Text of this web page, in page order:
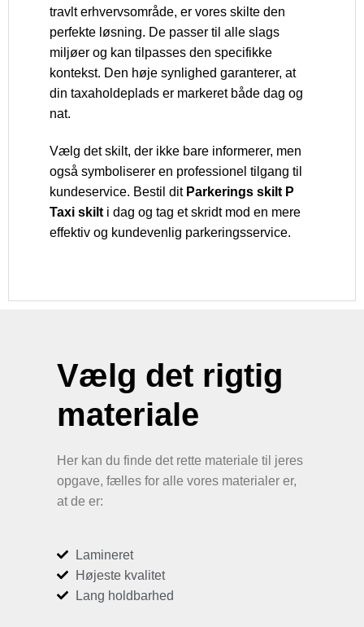
travlt erhvervsområde, er vores skilte den
perfekte løsning. De passer til alle slags
miljøer og kan tilpasses den specifikke
kontekst. Den høje synlighed garanterer, at
din taxaholdeplads er markeret både dag og
nat.
Vælg det skilt, der ikke bare informerer, men
også symboliserer en professionel tilgang til
kundeservice. Bestil dit Parkerings skilt P
Taxi skilt i dag og tag et skridt mod en mere
effektiv og kundevenlig parkeringsservice.
Vælg det rigtig
materiale
Her kan du finde det rette materiale til jeres
opgave, fælles for alle vores materialer er,
at de er:
Lamineret
Højeste kvalitet
Lang holdbarhed